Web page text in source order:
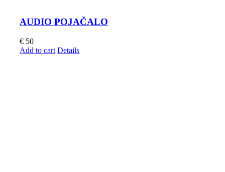
AUDIO POJAČALO
€ 50
Add to cart Details